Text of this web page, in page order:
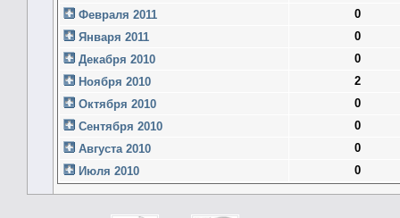
Февраля 2011
0
Января 2011
0
Декабря 2010
0
Ноября 2010
2
Октября 2010
0
Сентября 2010
0
Августа 2010
0
Июля 2010
0